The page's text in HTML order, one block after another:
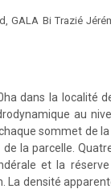
GALA Bi Trazié
dans la localité
au
sommet de
la parcelle.
et la
densité